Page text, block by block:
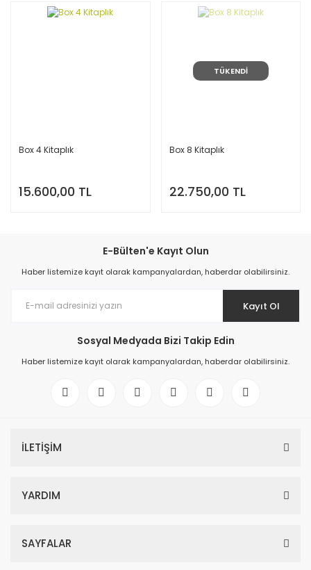
Box 4 Kitaplık
15.600,00 TL
TÜKENDİ
Box 8 Kitaplık
22.750,00 TL
E-Bülten'e Kayıt Olun
Haber listemize kayıt olarak kampanyalardan, haberdar olabilirsiniz.
Kayıt Ol
Sosyal Medyada Bizi Takip Edin
Haber listemize kayıt olarak kampanyalardan, haberdar olabilirsiniz.
İLETİŞİM
YARDIM
SAYFALAR